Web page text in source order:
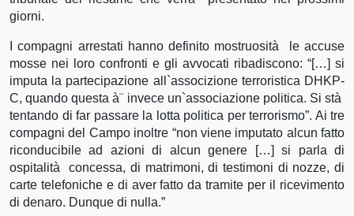
giorni.
I compagni arrestati hanno definito mostruosità le accuse
mosse nei loro confronti e gli avvocati ribadiscono: “[…] si
imputa la partecipazione all`associzione terroristica DHKP-
C, quando questa à¨ invece un`associazione politica. Si stà
tentando di far passare la lotta politica per terrorismo”. Ai tre
compagni del Campo inoltre “non viene imputato alcun fatto
riconducibile ad azioni di alcun genere […] si parla di
ospitalità concessa, di matrimoni, di testimoni di nozze, di
carte telefoniche e di aver fatto da tramite per il ricevimento
di denaro. Dunque di nulla.”